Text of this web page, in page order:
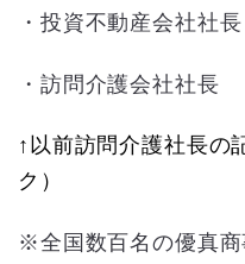
・投資不動産会社社長
・訪問介護会社社長
↑以前訪問介護社長の
ク）
※全国数百名の優真